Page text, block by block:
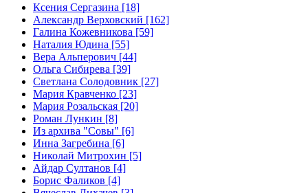
Ксения Сергазина [18]
Александр Верховский [162]
Галина Кожевникова [59]
Наталия Юдина [55]
Вера Альперович [44]
Ольга Сибирева [39]
Светлана Солодовник [27]
Мария Кравченко [23]
Мария Розальская [20]
Роман Лункин [8]
Из архива "Совы" [6]
Инна Загребина [6]
Николай Митрохин [5]
Айдар Султанов [4]
Борис Фаликов [4]